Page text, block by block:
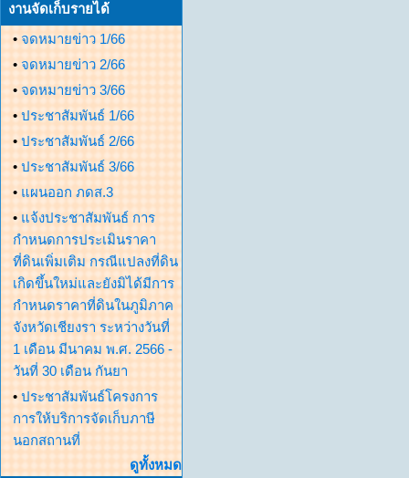
งานจัดเก็บรายได้
• จดหมายข่าว 1/66
• จดหมายข่าว 2/66
• จดหมายข่าว 3/66
• ประชาสัมพันธ์ 1/66
• ประชาสัมพันธ์ 2/66
• ประชาสัมพันธ์ 3/66
• แผนออก ภดส.3
• แจ้งประชาสัมพันธ์ การ
กำหนดการประเมินราคา
ที่ดินเพิ่มเติม กรณีแปลงที่ดิน
เกิดขึ้นใหม่และยังมิได้มีการ
กำหนดราคาที่ดินในภูมิภาค
จังหวัดเชียงรา ระหว่างวันที่
1 เดือน มีนาคม พ.ศ. 2566 -
วันที่ 30 เดือน กันยา
• ประชาสัมพันธ์โครงการ
การให้บริการจัดเก็บภาษี
นอกสถานที่
ดูทั้งหมด